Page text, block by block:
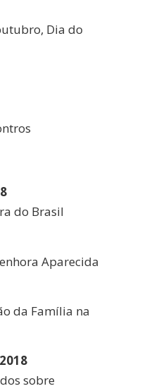
Dia do
do Brasil
Aparecida
da Família na
sobre